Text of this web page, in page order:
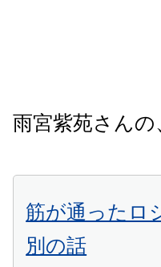
雨宮紫苑さん
筋が通ったロ
別の話